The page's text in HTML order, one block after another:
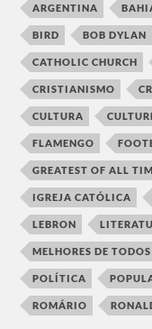
ARGENTINA
BIRD BOB DYLAN
CATHOLIC CHURCH
CRISTIANISMO
CULTURA
FLAMENGO
GREATEST OF ALL
IGREJA CATÓLICA
LEBRON
MELHORES DE
POLÍTICA
ROMÁRIO